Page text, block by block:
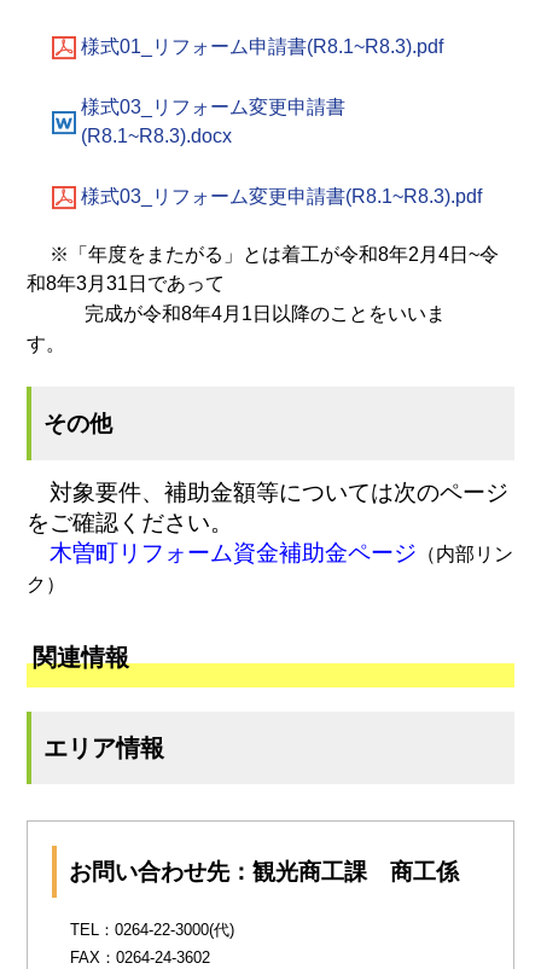
様式01_リフォーム申請書(R8.1~R8.3).pdf
様式03_リフォーム変更申請書
(R8.1~R8.3).docx
様式03_リフォーム変更申請書(R8.1~R8.3).pdf
※「年度をまたがる」とは着工が令和8年2月4日~令
和8年3月31日であって
完成が令和8年4月1日以降のことをいいま
す。
その他
対象要件、補助金額等については次のページ
をご確認ください。
木曽町リフォーム資金補助金ページ （内部リン
ク）
関連情報
エリア情報
お問い合わせ先：観光商工課 商工係
TEL：0264-22-3000(代)
FAX：0264-24-3602